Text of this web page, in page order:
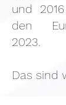
und
den
2023.
Das sind